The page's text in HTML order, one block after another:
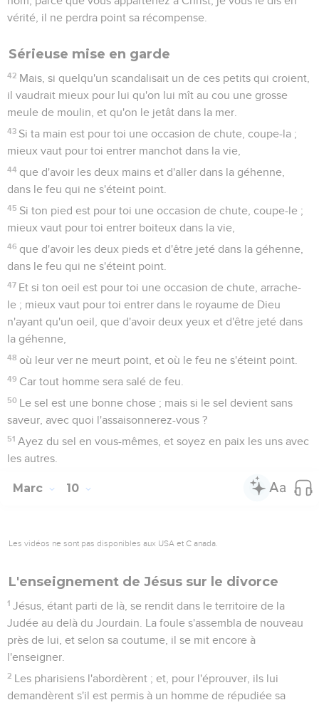
vérité, il ne perdra point sa récompense.
Sérieuse mise en garde
42 Mais, si quelqu'un scandalisait un de ces petits qui croient,
il vaudrait mieux pour lui qu'on lui mît au cou une grosse
meule de moulin, et qu'on le jetât dans la mer.
43 Si ta main est pour toi une occasion de chute, coupe-la ;
mieux vaut pour toi entrer manchot dans la vie,
44 que d'avoir les deux mains et d'aller dans la géhenne,
dans le feu qui ne s'éteint point.
45 Si ton pied est pour toi une occasion de chute, coupe-le ;
mieux vaut pour toi entrer boiteux dans la vie,
46 que d'avoir les deux pieds et d'être jeté dans la géhenne,
dans le feu qui ne s'éteint point.
47 Et si ton oeil est pour toi une occasion de chute, arrache-
le ; mieux vaut pour toi entrer dans le royaume de Dieu
n'ayant qu'un oeil, que d'avoir deux yeux et d'être jeté dans
la géhenne,
48 où leur ver ne meurt point, et où le feu ne s'éteint point.
49 Car tout homme sera salé de feu.
50 Le sel est une bonne chose ; mais si le sel devient sans
saveur, avec quoi l'assaisonnerez-vous ?
51 Ayez du sel en vous-mêmes, et soyez en paix les uns avec
les autres.
Marc 10
Les vidéos ne sont pas disponibles aux USA et C anada.
L'enseignement de Jésus sur le divorce
1 Jésus, étant parti de là, se rendit dans le territoire de la
Judée au delà du Jourdain. La foule s'assembla de nouveau
près de lui, et selon sa coutume, il se mit encore à
l'enseigner.
2 Les pharisiens l'abordèrent ; et, pour l'éprouver, ils lui
demandèrent s'il est permis à un homme de répudiée sa